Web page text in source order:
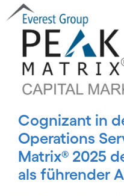
Carousel starts
Cognizant in
Operations
Matrix® 2025
als führender